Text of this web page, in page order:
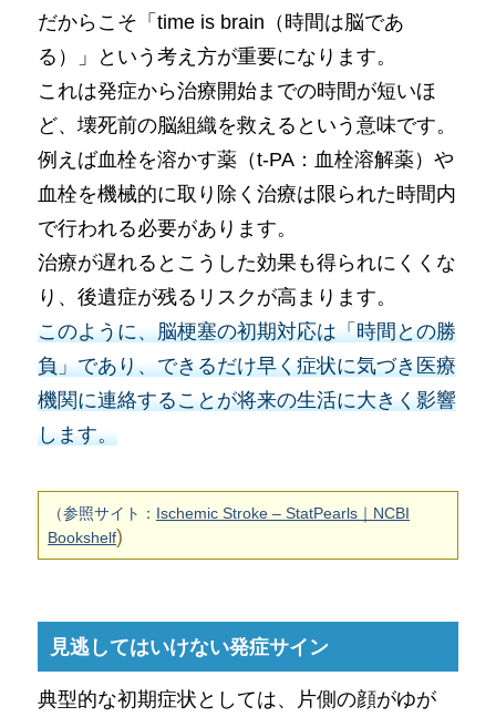
だからこそ「time is brain（時間は脳であ
る）」という考え方が重要になります。
これは発症から治療開始までの時間が短いほ
ど、壊死前の脳組織を救えるという意味です。
例えば血栓を溶かす薬（t-PA：血栓溶解薬）や
血栓を機械的に取り除く治療は限られた時間内
で行われる必要があります。
治療が遅れるとこうした効果も得られにくくな
り、後遺症が残るリスクが高まります。
このように、脳梗塞の初期対応は「時間との勝
負」であり、できるだけ早く症状に気づき医療
機関に連絡することが将来の生活に大きく影響
します。
（参照サイト： Ischemic Stroke – StatPearls｜NCBI
Bookshelf)
見逃してはいけない発症サイン
典型的な初期症状としては、片側の顔がゆが